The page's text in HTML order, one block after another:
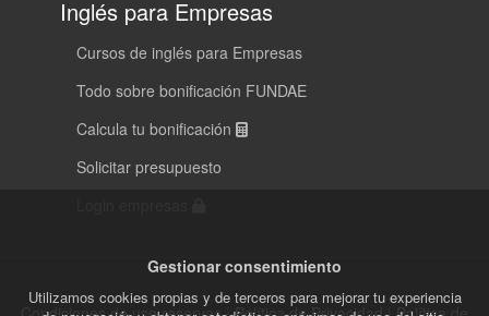
Inglés para Empresas
Cursos de inglés para Empresas
Todo sobre bonificación FUNDAE
Calcula tu bonificación
Solicitar presupuesto
Gestionar consentimiento
Utilizamos cookies propias y de terceros para mejorar tu experiencia